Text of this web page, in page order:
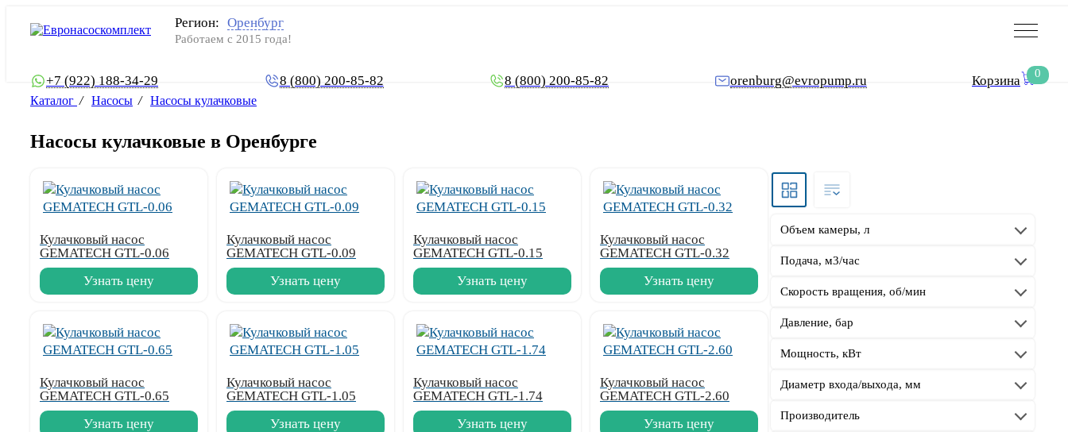
Регион: Оренбург
Работаем с 2015 года!
+7 (922) 188-34-29 8 (800) 200-85-82 8 (800) 200-85-82 orenburg@evropump.ru Корзина 0
Каталог / Насосы / Насосы кулачковые
Насосы кулачковые в Оренбурге
Кулачковый насос
GEMATECH GTL-0.06
Узнать цену
Кулачковый насос
GEMATECH GTL-0.09
Узнать цену
Кулачковый насос
GEMATECH GTL-0.15
Узнать цену
Кулачковый насос
GEMATECH GTL-0.32
Узнать цену
Кулачковый насос
GEMATECH GTL-0.65
Узнать цену
Кулачковый насос
GEMATECH GTL-1.05
Узнать цену
Кулачковый насос
GEMATECH GTL-1.74
Узнать цену
Кулачковый насос
GEMATECH GTL-2.60
Узнать цену
Объем камеры, л
Подача, м3/час
Скорость вращения, об/мин
Давление, бар
Мощность, кВт
Диаметр входа/выхода, мм
Производитель